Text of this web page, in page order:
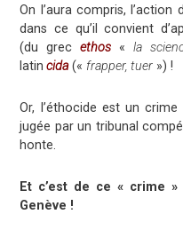
On l’aura compris, l’action
dans ce qu’il convient
(du grecethos «la
latin cida(« frapper, tuer ») !
Or, l’éthocide est un
jugée par un tribunal
honte.
Et c’est de ce « crime
Genève !